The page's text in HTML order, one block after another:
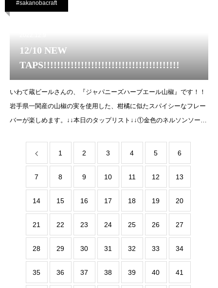
#sakanobacraft
12/10 NEW
TAPS!!!!!!!!!!!!!!!!!!!!!!!!!!!!!!!!!!!!!!!!
いわて蔵ビールさんの、『ジャパニーズハーブエール山椒』です！！
岩手県一関産の山椒の実を使用した、柑橘に似たスパイシーなフレー
バーが楽しめます。↓↓本日のタップリスト↓↓①金色のネルソンソーヴ
1 2 3 4 5 6
7 8 9 10 11 12 13
14 15 16 17 18 19 20
21 22 23 24 25 26 27
28 29 30 31 32 33 34
35 36 37 38 39 40 41